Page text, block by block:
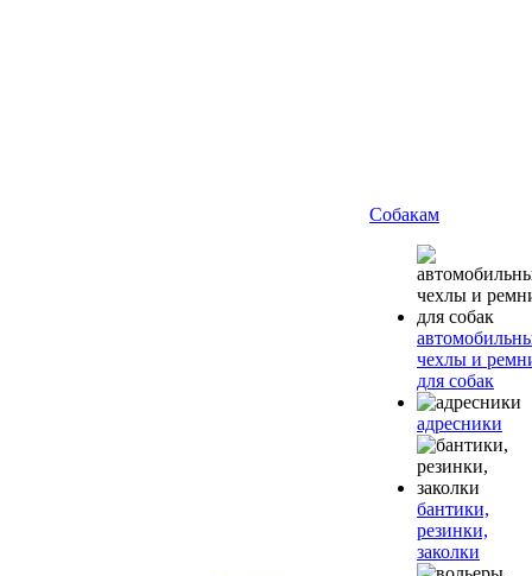
Собакам
чехлы и
для собак
адресники
бантики,
резинки,
заколки